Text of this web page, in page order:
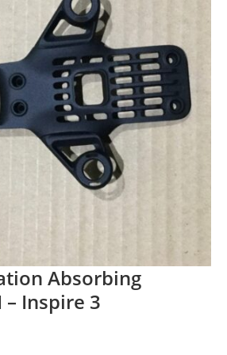
Absorbing
– Inspire 3